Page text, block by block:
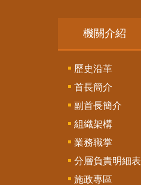
機關介紹
歷史沿革
首長簡介
副首長簡介
組織架構
業務職掌
分層負責明細表
施政專區